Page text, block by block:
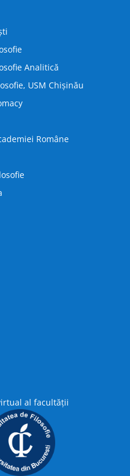
Analitică
USM Chișinău
Române
al facultății